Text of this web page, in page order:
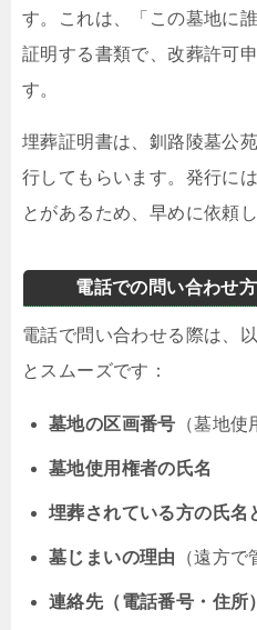
す。これは、「この墓地に
証明する書類で、改葬許可
す。
埋葬証明書は、釧路陵墓公
行してもらいます。発行に
とがあるため、早めに依頼し
電話での問い合わせ
電話で問い合わせる際は、
とスムーズです：
墓地の区画番号 （墓地使
墓地使用権者の氏名
埋葬されている方の氏名
墓じまいの理由 （遠方で
連絡先（電話番号・住所）